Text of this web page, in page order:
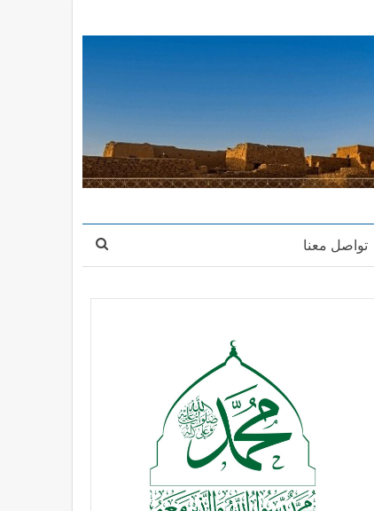
تواصل معنا